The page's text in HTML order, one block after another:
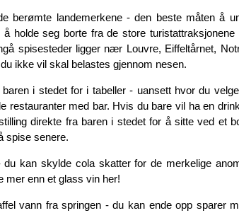
berømte landemerkene - den beste måten å
holde seg borte fra de store
spisesteder ligger nær Louvre, Eiffeltårnet,
ikke vil skal belastes gjennom nesen.
i stedet for i tabeller - uansett hvor du
restauranter med bar. Hvis du bare vil ha en
direkte fra baren i stedet for å sitte ved et
spise senere.
du kan skylde cola skatter for de merkelige
mer enn et glass vin her!
vann fra springen - du kan ende opp sparer